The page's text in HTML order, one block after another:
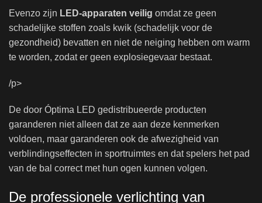
Evenzo zijn LED-apparaten veilig omdat ze geen
schadelijke stoffen zoals kwik (schadelijk voor de
gezondheid) bevatten en niet de neiging hebben om warm
te worden, zodat er geen explosiegevaar bestaat.
/p>
De door Óptima LED gedistribueerde producten
garanderen niet alleen dat ze aan deze kenmerken
voldoen, maar garanderen ook de afwezigheid van
verblindingseffecten in sportruimtes en dat spelers het pad
van de bal correct met hun ogen kunnen volgen.
De professionele verlichting van